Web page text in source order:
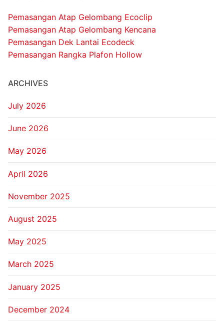
Pemasangan Atap Gelombang Ecoclip
Pemasangan Atap Gelombang Kencana
Pemasangan Dek Lantai Ecodeck
Pemasangan Rangka Plafon Hollow
ARCHIVES
July 2026
June 2026
May 2026
April 2026
November 2025
August 2025
May 2025
March 2025
January 2025
December 2024